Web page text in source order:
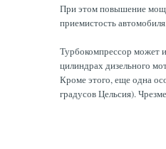
При этом повышение
приемистость
Турбокомпрессор может
цилиндрах дизельного
Кроме этого, еще одна
градусов Цельсия).